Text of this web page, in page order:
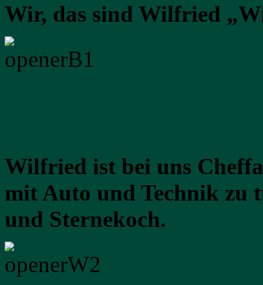
Wir, das sind Wilfried
Wilfried ist bei uns
mit Auto und Technik zu
und Sternekoch.